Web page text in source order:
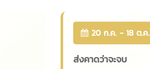
20 ก.ค. - 18 ต.ค.
ส่งคาดว่าจะจบ